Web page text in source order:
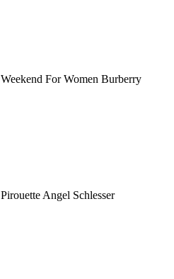
Weekend For Women Burberry
Pirouette Angel Schlesser